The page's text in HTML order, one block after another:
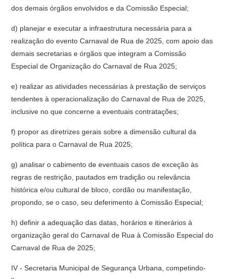
dos demais órgãos envolvidos e da Comissão Especial;
d) planejar e executar a infraestrutura necessária para a
realização do evento Carnaval de Rua de 2025, com apoio das
demais secretarias e órgãos que integram a Comissão
Especial de Organização do Carnaval de Rua 2025;
e) realizar as atividades necessárias à prestação de serviços
tendentes à operacionalização do Carnaval de Rua de 2025,
inclusive no que concerne a eventuais contratações;
f) propor as diretrizes gerais sobre a dimensão cultural da
política para o Carnaval de Rua 2025;
g) analisar o cabimento de eventuais casos de exceção às
regras de restrição, pautados em tradição ou relevância
histórica e/ou cultural de bloco, cordão ou manifestação,
propondo, se o caso, seu deferimento à Comissão Especial;
h) definir a adequação das datas, horários e itinerários à
organização geral do Carnaval de Rua à Comissão Especial do
Carnaval de Rua de 2025;
IV - Secretaria Municipal de Segurança Urbana, competindo-